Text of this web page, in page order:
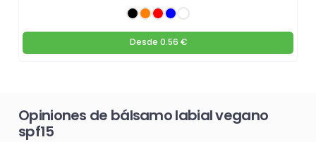
Desde 0.56 €
Opiniones de bálsamo labial vegano
spf15